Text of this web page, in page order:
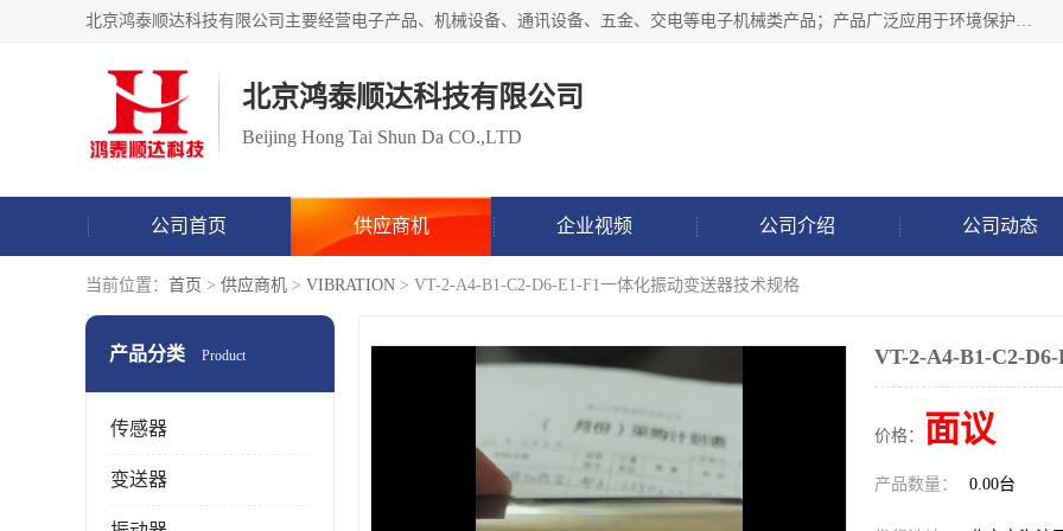
北京鸿泰顺达科技有限公司主要经营电子产品、机械设备、通讯设备、五金、交电等电子机械类产品；产品广泛应用于环境保护、石油化工、电力电子、冶金建筑、煤炭、农业、卫生防疫、教育科研等行业。并成功的与各地环境监测站、污水处理厂、卷烟厂、电厂、高校、科学院所、卫生防疫部门、煤矿、石化厂等用户建立了密切的合作关系。
北京鸿泰顺达科技有限公司
Beijing Hong Tai Shun Da CO.,LTD
公司首页 供应商机 企业视频 公司介绍 公司动态
当前位置： 首页 > 供应商机 > VIBRATION > VT-2-A4-B1-C2-D6-E1-F1一体化振动变送器技术规格
产品分类 Product
传感器
变送器
VT-2-A4-B1-C2-
价格： 面议
产品数量： 0.00台